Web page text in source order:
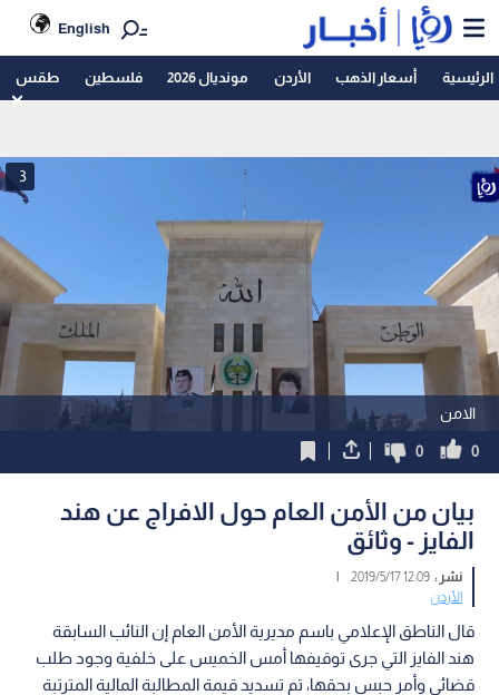
English
الرئيسية أسعار الذهب الأردن مونديال 2026 فلسطين طقس
الامن
3
0
0
بيان من الأمن العام حول الافراج عن هند
الفايز - وثائق
نشر :12:09 2019/5/17
|
الأردن
قال الناطق الإعلامي باسم مديرية الأمن العام إن النائب السابقة
هند الفايز التي جرى توقيفها أمس الخميس على خلفية وجود طلب
قضائي وأمر حبس بحقها، تم تسديد قيمة المطالبة المالية المترتبة